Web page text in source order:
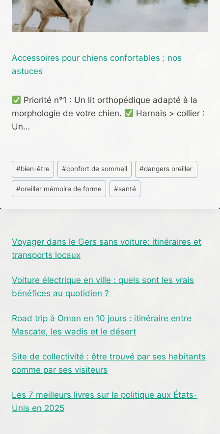
Accessoires pour chiens confortables : nos
astuces
Priorité n°1 : Un lit orthopédique adapté à la
morphologie de votre chien.
Harnais > collier :
Un…
Étiquettes
de
la
#bien-être #confort de sommeil #dangers oreiller
#oreiller mémoire de forme #santé
Voyager dans le Gers sans voiture: itinéraires et
transports locaux
Voiture électrique en ville : quels sont les vrais
bénéfices au quotidien ?
Road trip à Oman en 10 jours : itinéraire entre
Mascate, les wadis et le désert
Site de collectivité : être trouvé par ses habitants
comme par ses visiteurs
Les 7 meilleurs livres sur la politique aux États-
Unis en 2025